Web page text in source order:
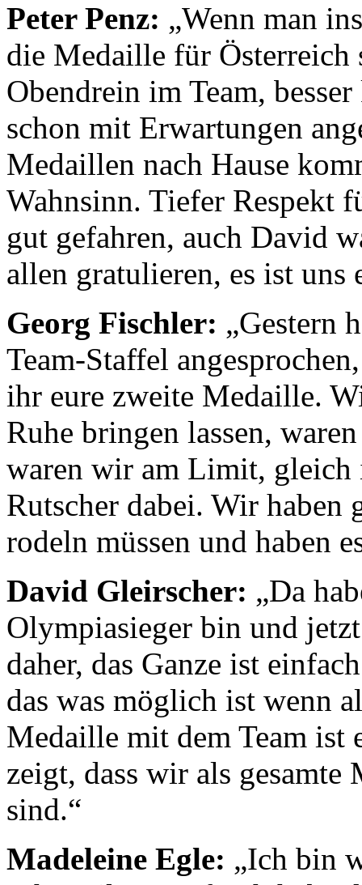
Peter Penz: „Wenn man
die Medaille für Österreich
Obendrein im Team,
schon mit Erwartungen
Medaillen nach Hause
Wahnsinn. Tiefer Respekt
gut gefahren, auch David
allen gratulieren, es ist uns
Georg Fischler: „Gestern
Team-Staffel
ihr eure zweite Medaille.
Ruhe bringen lassen,
waren wir am Limit, gleich
Rutscher dabei. Wir haben
rodeln müssen und haben
David Gleirscher: „Da
Olympiasieger bin und
daher, das Ganze ist
das was möglich ist wenn
Medaille mit dem Team ist
zeigt, dass wir als gesamte
sind.“
Madeleine Egle: „Ich bin